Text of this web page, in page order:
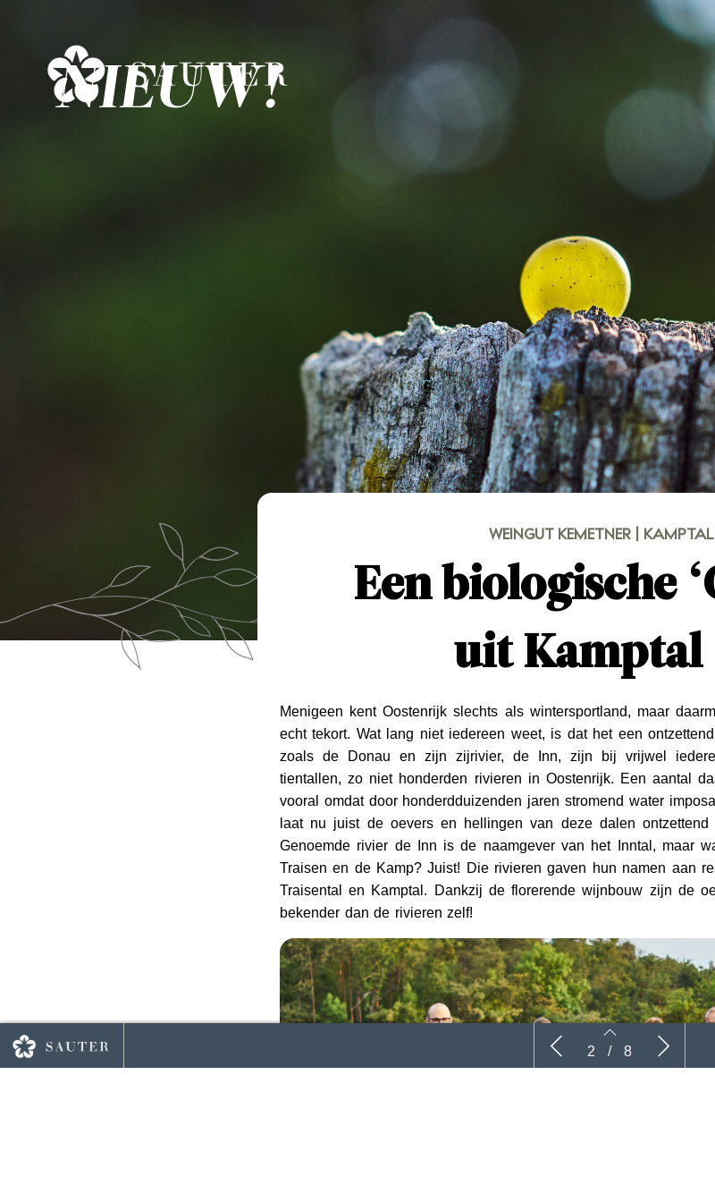
naar overzicht
NIEUW: Kemetner – Kamptal
2 / 8
NIEUW!
WEINGUT KEMETNER | KAMPTAL
Een biologische
uit Kamptal
Menigeen kent Oostenrijk slechts als wintersportland, maar
echt tekort. Wat lang niet iedereen weet, is dat het een
zoals de Donau en zijn zijrivier, de Inn, zijn bij vrijwel
tientallen, zo niet honderden rivieren in Oostenrijk. Een aantal
vooral omdat door honderdduizenden jaren stromend water
laat nu juist de oevers en hellingen van deze dalen ontzettend
Genoemde rivier de Inn is de naamgever van het Inntal, maar
Traisen en de Kamp? Juist! Die rivieren gaven hun namen aan
Traisental en Kamptal. Dankzij de florerende wijnbouw zijn de
bekender dan de rivieren zelf!